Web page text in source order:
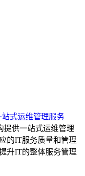
站式运维管理服务
提供一站式运维管理
的IT服务质量和管理
升IT的整体服务管理